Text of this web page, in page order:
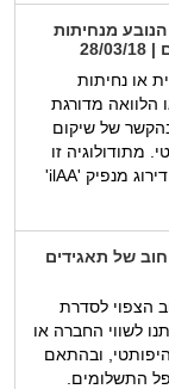
הנובע מנחיתות
18
או נחיתות
מדורגת
של שיקום
מתודולוגיה זו
תיושם על הנפקות מדורגות של חברות עם דירוג מנפיק 'ilAA'
חוב של תאגידים
הצפוי לסדרת
לשווי החברה או
היפותטי, ובהתאם
התשלומים.